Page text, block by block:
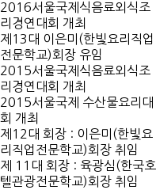
2016서울국제식음료외식조
리경연대회 개최
제13대 이은미(한빛요리직업
전문학교)회장 유임
2015서울국제식음료외식조
리경연대회 개최
2015서울국제 수산물요리대
회 개최
제12대 회장 : 이은미(한빛요
리직업전문학교)회장 취임
제 11대 회장 : 육광심(한국호
텔관광전문학교)회장 취임